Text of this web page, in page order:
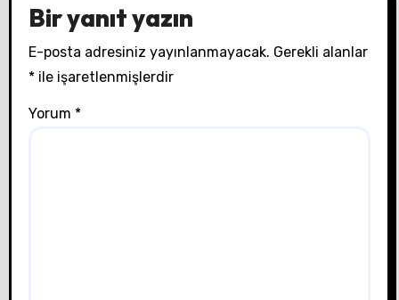
Bir yanıt yazın
E-posta adresiniz yayınlanmayacak. Gerekli alanlar
*ile işaretlenmişlerdir
Yorum *